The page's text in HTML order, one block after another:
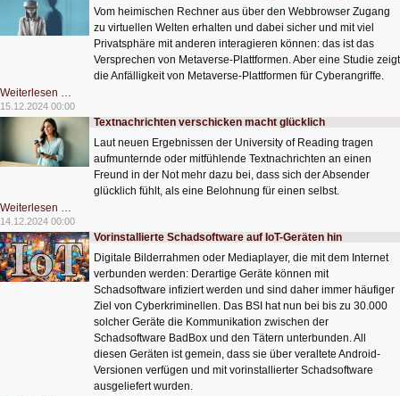
Verbrecherjagd
Vom heimischen Rechner aus über den Webbrowser Zugang
zu virtuellen Welten erhalten und dabei sicher und mit viel
Privatsphäre mit anderen interagieren können: das ist das
Versprechen von Metaverse-Plattformen. Aber eine Studie zeigt
die Anfälligkeit von Metaverse-Plattformen für Cyberangriffe.
Weiterlesen …
Plattformen
sind
anfällig
Cyberangriffe
15.12.2024 00:00
Textnachrichten verschicken macht glücklich
Laut neuen Ergebnissen der University of Reading tragen
aufmunternde oder mitfühlende Textnachrichten an einen
Freund in der Not mehr dazu bei, dass sich der Absender
glücklich fühlt, als eine Belohnung für einen selbst.
Weiterlesen …
verschicken
macht
glücklich
14.12.2024 00:00
Vorinstallierte Schadsoftware auf IoT-Geräten hin
Digitale Bilderrahmen oder Mediaplayer, die mit dem Internet
verbunden werden: Derartige Geräte können mit
Schadsoftware infiziert werden und sind daher immer häufiger
Ziel von Cyberkriminellen. Das BSI hat nun bei bis zu 30.000
solcher Geräte die Kommunikation zwischen der
Schadsoftware BadBox und den Tätern unterbunden. All
diesen Geräten ist gemein, dass sie über veraltete Android-
Versionen verfügen und mit vorinstallierter Schadsoftware
ausgeliefert wurden.